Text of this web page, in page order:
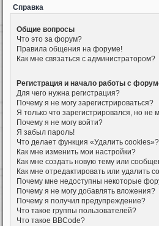
Справка
Общие вопросы
Что это за форум?
Правила общения на форуме!
Как мне связаться с администратором?
Регистрация и начало работы с
Для чего нужна регистрация?
Почему я не могу зарегистрироваться?
Я только что зарегистрировался, но не
Почему я не могу войти?
Я забыл пароль!
Что делает функция «Удалить cookies»?
Как мне изменить мои настройки?
Как мне создать новую тему или
Как мне отредактировать или удалить
Почему мне недоступны некоторые
Почему я не могу добавлять вложения?
Почему я получил предупреждение?
Что такое группы пользователей?
Что такое BBCode?